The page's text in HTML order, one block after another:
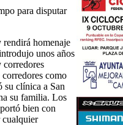
para disputar
homenaje
unos años
corredores
como
su clínica a San
su familia. Los
bien con
cualquier